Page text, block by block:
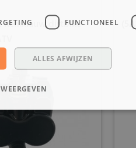
Remklauw dirtbike -FUNCTIONEEL
ALLES AFWIJZEN